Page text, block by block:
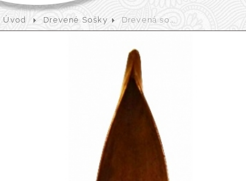
Drevené Sošky Indické Vonné tyčinky
a dekoračné predmety
Úvod Drevené Sošky Drevená so...